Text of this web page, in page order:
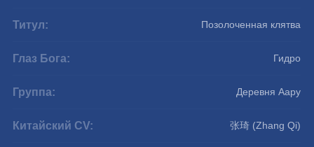
Титул: Позолоченная клятва
Глаз Бога: Гидро
Группа: Деревня Аару
Китайский CV: 张琦 (Zhang Qi)